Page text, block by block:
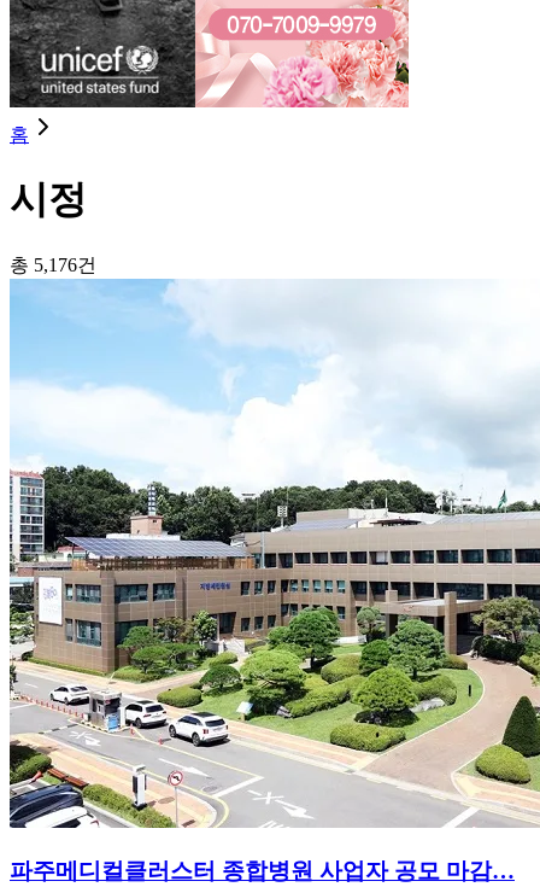
홈
시정
총 5,176건
파주메디컬클러스터 종합병원 사업자 공모 마감…